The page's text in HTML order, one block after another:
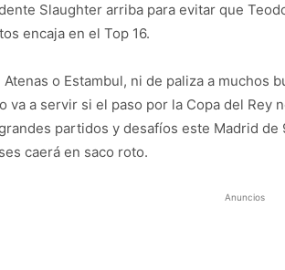
Slaughter arriba para evitar que
encaja en el Top 16.
Atenas o Estambul, ni de paliza a muchos
va a servir si el paso por la Copa del Rey
partidos y desafíos este Madrid
caerá en saco roto.
Anuncios